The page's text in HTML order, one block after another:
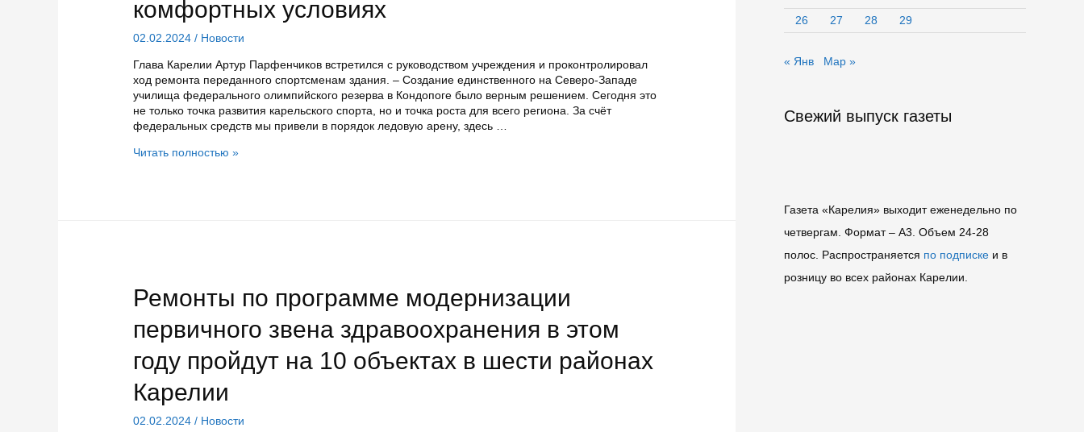
комфортных условиях
02.02.2024 / Новости
Глава Карелии Артур Парфенчиков встретился с руководством учреждения и проконтролировал
ход ремонта переданного спортсменам здания. – Создание единственного на Северо-Западе
училища федерального олимпийского резерва в Кондопоге было верным решением. Сегодня это
не только точка развития карельского спорта, но и точка роста для всего региона. За счёт
федеральных средств мы привели в порядок ледовую арену, здесь …
Воспитанники
в
комфортных
Читать полностью »
Ремонты по программе модернизации
первичного звена здравоохранения в этом
году пройдут на 10 объектах в шести районах
Карелии
02.02.2024 / Новости
26
27 28 29
« Янв Мар »
Свежий выпуск газеты
Газета «Карелия» выходит еженедельно по
четвергам. Формат – A3. Объем 24-28
полос. Распространяется по подписке и в
розницу во всех районах Карелии.